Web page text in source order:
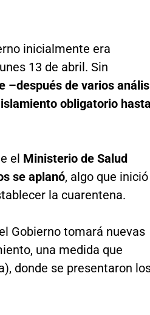
inicialmente era
13 de abril. Sin
–después de varios
obligatorio
el Ministerio de Salud
se aplanó, algo que inició
la cuarentena.
Gobierno tomará nuevas
una medida que
donde se presentaron